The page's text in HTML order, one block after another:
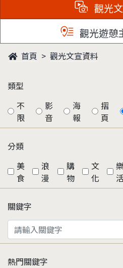
觀光
觀光遊憩
首頁 觀光文宣資料
類型
不
限
影
音
海
報
摺
頁
分類
美
食
浪
漫
購
物
文
化
樂
關鍵字
熱門關鍵字